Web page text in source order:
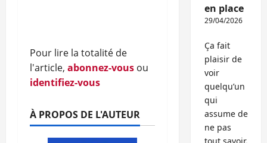
Pour lire la totalité de
l'article, abonnez-vous ou
identifiez-vous
À PROPOS DE L'AUTEUR
en place
29/04/2026
Ça fait
plaisir de
voir
quelqu’un
qui
assume de
ne pas